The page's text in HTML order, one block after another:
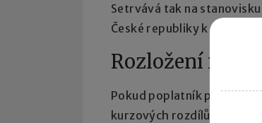
Setrvává tak na
České republiky k dané
Rozložení mezi
Pokud poplatník při
kurzových rozdílů do